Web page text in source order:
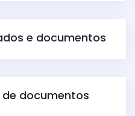
e documentos
documentos